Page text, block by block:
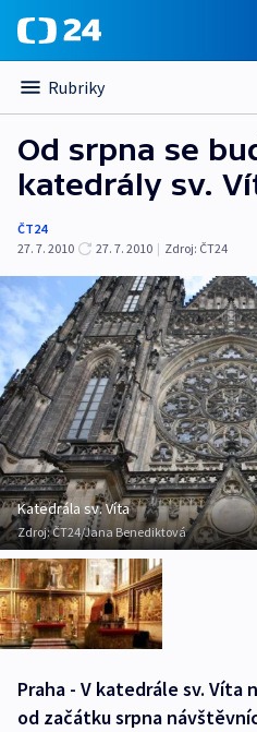
Rubriky
Od srpna se
katedrály sv.
ČT24
27. 7. 2010
27. 7. 2010 | Zdroj: ČT24
Katedrála sv. Víta
Zdroj:ČT24/Jana Benediktová
Praha - V katedrále sv. Víta
od začátku srpna